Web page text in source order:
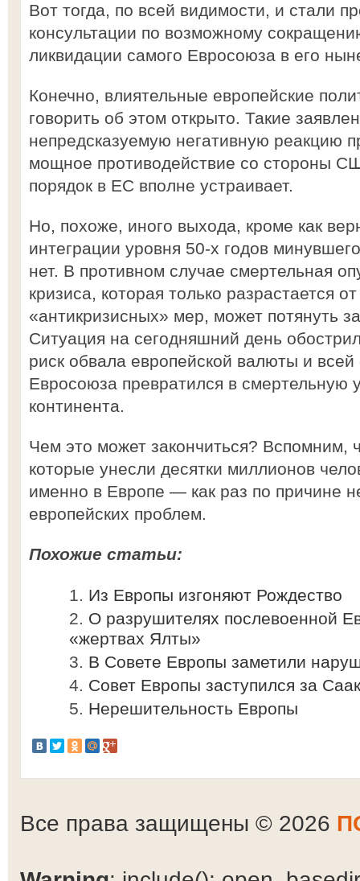
Вот тогда, по всей видимости, и стали
консультации по возможному
ликвидации самого Евросоюза в его
Конечно, влиятельные европейские
говорить об этом открыто. Такие
непредсказуемую негативную реакцию
мощное противодействие со стороны
порядок в ЕС вполне устраивает.
Но, похоже, иного выхода, кроме как
интеграции уровня 50-х годов
нет. В противном случае смертельная
кризиса, которая только разрастается
«антикризисных» мер, может потянуть
Ситуация на сегодняшний день
риск обвала европейской валюты и
Евросоюза превратился в смертельную
континента.
Чем это может закончиться? Вспомним,
которые унесли десятки миллионов
именно в Европе — как раз по причине
европейских проблем.
Похожие статьи:
Из Европы изгоняют Рождество
О разрушителях послевоенной
«жертвах Ялты»
В Совете Европы заметили
Совет Европы заступился за
Нерешительность Европы
Все права защищены © 2026